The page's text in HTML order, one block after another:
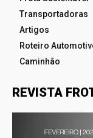
Transportadoras
Artigos
Roteiro
Caminhão
REVISTA